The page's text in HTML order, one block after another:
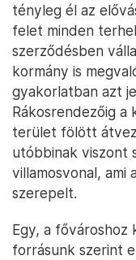
tényleg él az
felet minden
szerződésben
kormány is
gyakorlatban azt
Rákosrendezőig
terület fölött
utóbbinak viszont
villamosvonal,
szerepelt.
Egy, a fővároshoz
forrásunk szerint